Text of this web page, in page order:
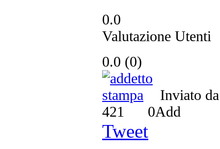
0.0
Valutazione Utenti
0.0 (0)
Inviato
421
0Add
Tweet